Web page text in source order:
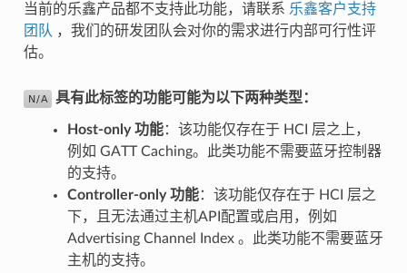
当前的乐鑫产品都不支持此功能，请联系 乐鑫客户支持
团队 ，我们的研发团队会对你的需求进行内部可行性评
估。
具有此标签的功能可能为以下两种类型：
Host-only 功能：该功能仅存在于 HCI 层之上，
例如 GATT Caching。此类功能不需要蓝牙控制器
的支持。
Controller-only 功能：该功能仅存在于 HCI 层之
下，且无法通过主机API配置或启用，例如
Advertising Channel Index 。此类功能不需要蓝牙
主机的支持。